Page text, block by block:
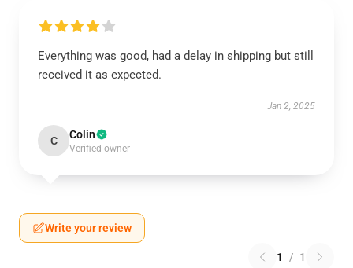
Everything was good, had a delay in shipping but still
received it as expected.
Jan 2, 2025
C Colin
Verified owner
Write your review
1 / 1